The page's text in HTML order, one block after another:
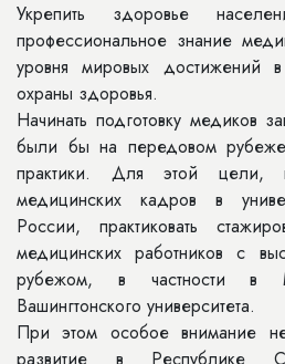
Укрепить здоровье
профессиональное знание
уровня мировых достижений
охраны здоровья.
Начинать подготовку медиков
были бы на передовом
практики. Для этой цели,
медицинских кадров в
России, практиковать
медицинских работников с
рубежом, в частности в
Вашингтонского университета.
При этом особое внимание